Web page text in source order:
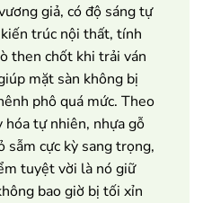
giả, có độ sáng tự
trúc nội thất, tính
then chốt khi trải ván
mặt sàn không bị
phô quá mức. Theo
tự nhiên, nhựa gỗ
sẫm cực kỳ sang trọng,
tuyệt vời là nó giữ
bao giờ bị tối xỉn